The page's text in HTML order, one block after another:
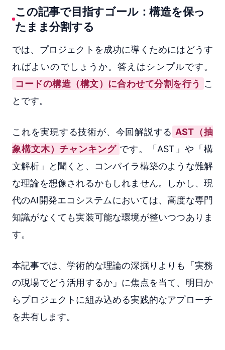
この記事で目指すゴール：構造を保っ
たまま分割する
では、プロジェクトを成功に導くためにはどうす
ればよいのでしょうか。答えはシンプルです。
コードの構造（構文）に合わせて分割を行う
こ
とです。
これを実現する技術が、今回解説する AST（抽
象構文木）チャンキング です。「AST」や「構
文解析」と聞くと、コンパイラ構築のような難解
な理論を想像されるかもしれません。しかし、現
代のAI開発エコシステムにおいては、高度な専門
知識がなくても実装可能な環境が整いつつありま
す。
本記事では、学術的な理論の深掘りよりも「実務
の現場でどう活用するか」に焦点を当て、明日か
らプロジェクトに組み込める実践的なアプローチ
を共有します。